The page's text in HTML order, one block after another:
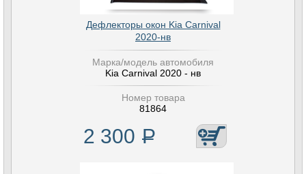
Дефлекторы окон Kia Carnival
2020-нв
Марка/модель автомобиля
Kia Carnival 2020 - нв
Номер товара
81864
2 300 Р